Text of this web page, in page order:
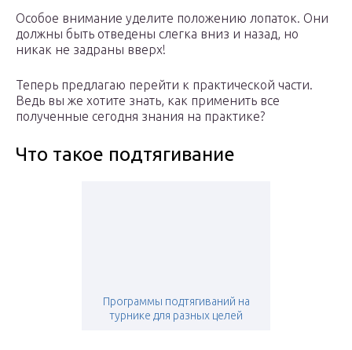
Особое внимание уделите положению лопаток. Они
должны быть отведены слегка вниз и назад, но
никак не задраны вверх!
Теперь предлагаю перейти к практической части.
Ведь вы же хотите знать, как применить все
полученные сегодня знания на практике?
Что такое подтягивание
Программы подтягиваний на
турнике для разных целей